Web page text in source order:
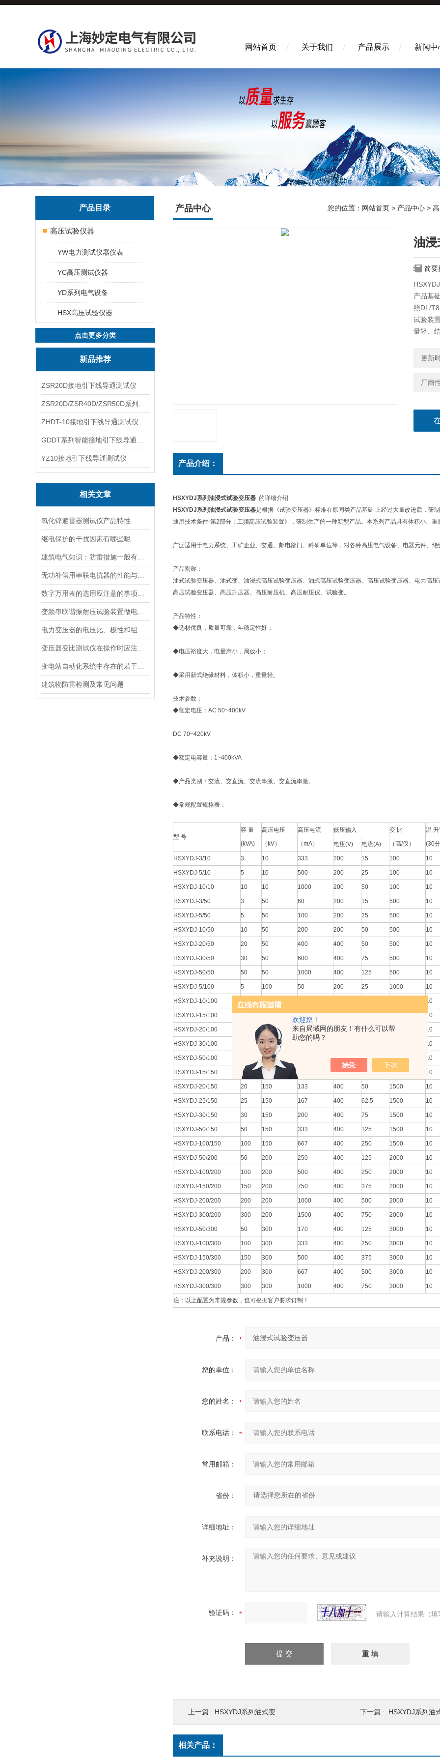
欢迎您！
来自局域网的朋友！有什么可以帮
助您的吗？
网站首页 关于我们 产品展示 新闻中
产品目录
高压试验仪器
YW电力测试仪器仪表
YC高压测试仪器
YD系列电气设备
HSX高压试验仪器
点击更多分类
新品推荐
ZSR20D接地引下线导通测试仪
ZHDT-10接地引下线导通测试仪
YZ10接地引下线导通测试仪
相关文章
氧化锌避雷器测试仪产品特性
继电保护的干扰因素有哪些呢
建筑物防雷检测及常见问题
产品中心 您的位置： 网站首页 > 产品中心 >
油浸
简要
产品基
照DL/
试验装
量轻、
更新
厂商
产品介绍：
HSXYDJ系列油浸式试验变压器 的详细介绍
HSXYDJ系列油浸式试验变压器是根据《试验变压器》标准在原同类产品基础 上经过大量改进后，
通用技术条件-第2部分：工频高压试验装置》，研制生产的一种新型产品。本系列产品具有体积小、重
广泛适用于电力系统、工矿企业、交通、邮电部门、科研单位等，对各种高压电气设备、电器元件、绝
产品别称：
油式试验变压器、油式变、油浸式高压试验变压器、油式高压试验变压器、高压试验变压器、电力高
高压试验变压器、高压升压器、高压耐压机、高压耐压仪、试验变。
产品特性：
◆选材优良，质量可靠，年稳定性好；
◆电压裕度大，电量声小，局放小；
◆采用新式绝缘材料，体积小，重量轻。
技术参数：
◆额定电压：AC 50~400kV
DC 70~420kV
◆额定电容量：1~400kVA
◆产品类别：交流、交直流、交流串激、交直流串激。
◆常规配置规格表：
型 号
容 量
(kVA)
高压电压
（kV）
高压电流
（mA）
低压输入
变 比
（高/仪）
温
(30
电压(V) 电流(A)
HSXYDJ-3/10 3 10 333 200 15 100 10
HSXYDJ-5/10 5 10 500 200 25 100 10
HSXYDJ-10/10 10 10 1000 200 50 100 10
HSXYDJ-3/50 3 50 60 200 15 500 10
HSXYDJ-5/50 5 50 100 200 25 500 10
HSXYDJ-10/50 10 50 200 200 50 500 10
HSXYDJ-20/50 20 50 400 400 50 500 10
HSXYDJ-30/50 30 50 600 400 75 500 10
HSXYDJ-50/50 50 50 1000 400 125 500 10
HSXYDJ-5/100 5 100 50 200 25 1000 10
HSXYDJ-10/100 10 100 10
HSXYDJ-15/100 150 10
HSXYDJ-20/100 100 200 400 50 1000 10
HSXYDJ-30/100 100 10
HSXYDJ-50/100 100 400 125 1000 10
HSXYDJ-15/150 15 150 400 37.5 1500 10
HSXYDJ-20/150 20 150 133 400 50 1500 10
HSXYDJ-25/150 25 150 167 400 62.5 1500 10
HSXYDJ-30/150 30 150 200 400 75 1500 10
HSXYDJ-50/150 50 150 333 400 125 1500 10
HSXYDJ-100/150 100 150 667 400 250 1500 10
HSXYDJ-50/200 50 200 250 400 125 2000 10
HSXYDJ-100/200 100 200 500 400 250 2000 10
HSXYDJ-150/200 150 200 750 400 375 2000 10
HSXYDJ-200/200 200 200 1000 400 500 2000 10
HSXYDJ-300/200 300 200 1500 400 750 2000 10
HSXYDJ-50/300 50 300 170 400 125 3000 10
HSXYDJ-100/300 100 300 333 400 250 3000 10
HSXYDJ-150/300 150 300 500 400 375 3000 10
HSXYDJ-200/300 200 300 667 400 500 3000 10
HSXYDJ-300/300 300 300 1000 400 750 3000 10
注：以上配置为常规参数，也可根据客户要求订制！
产品：
您的单位：
您的姓名：
联系电话：
常用邮箱：
省份：
详细地址：
补充说明：
验证码： 请输入计算结果（
上一篇 : HSXYDJ系列油式变 下一篇 : HSXYDJ系列油
相关产品：